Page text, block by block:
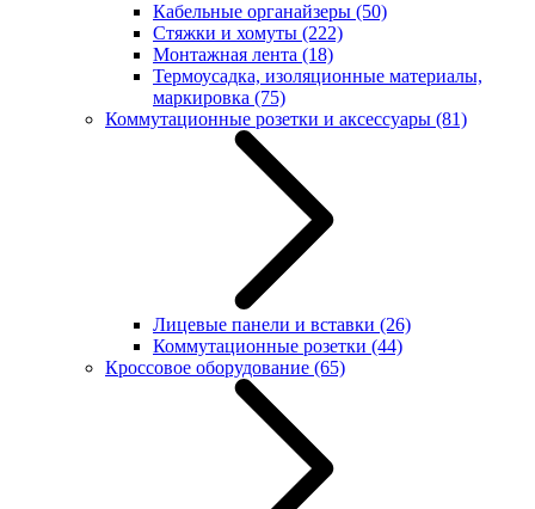
Кабельные органайзеры (50)
Стяжки и хомуты (222)
Монтажная лента (18)
Термоусадка, изоляционные материалы,
маркировка (75)
Коммутационные розетки и аксессуары (81)
Лицевые панели и вставки (26)
Коммутационные розетки (44)
Кроссовое оборудование (65)